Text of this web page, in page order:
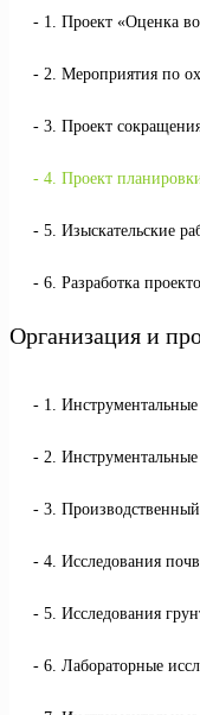
1. Проект «Оценка
2. Мероприятия по
3. Проект
4. Проект
5. Изыскательские
6. Разработка
Организация и
1.
2.
3.
4. Исследования
5. Исследования
6. Лабораторные